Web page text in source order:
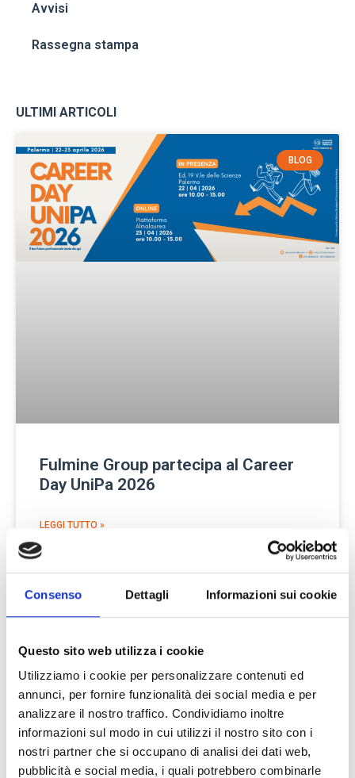
Consenso Dettagli Informazioni sui cookie
Questo sito web utilizza i cookie
Utilizziamo i cookie per personalizzare contenuti ed
annunci, per fornire funzionalità dei social media e per
analizzare il nostro traffico. Condividiamo inoltre
informazioni sul modo in cui utilizzi il nostro sito con i
nostri partner che si occupano di analisi dei dati web,
pubblicità e social media, i quali potrebbero combinarle
Avvisi
Rassegna stampa
ULTIMI ARTICOLI
BLOG
Fulmine Group partecipa al Career
Day UniPa 2026
LEGGI TUTTO »